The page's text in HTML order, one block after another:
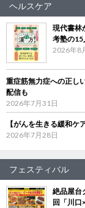
ヘルスケア
現代書林
考塾の15
2026年8
重症筋無力症への正し
配信も
2026年7月31日
【がんを生きる緩和
2026年7月28日
フェスティバル
絶品屋台
回「川口